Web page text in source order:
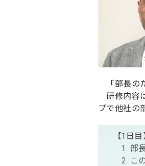
「部長の
研修内容
プで他社の
【1日目
1. 部
2. こ